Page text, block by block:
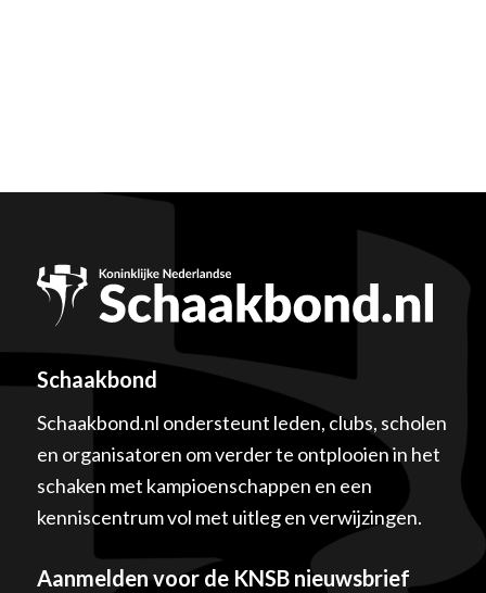
Schaakbond
Schaakbond.nl ondersteunt leden, clubs, scholen
en organisatoren om verder te ontplooien in het
schaken met kampioenschappen en een
kenniscentrum vol met uitleg en verwijzingen.
Aanmelden voor de KNSB nieuwsbrief